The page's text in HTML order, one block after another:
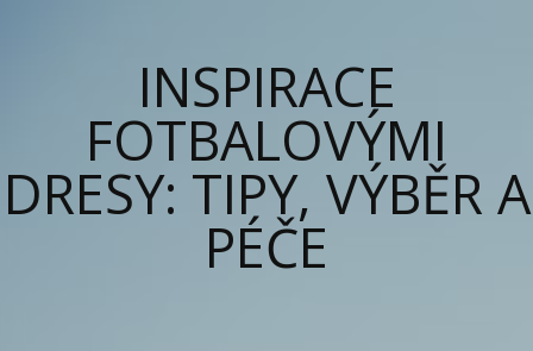
INSPIRACE
FOTBALOVÝMI
DRESY: TIPY, VÝBĚR A
PÉČE